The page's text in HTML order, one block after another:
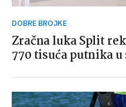
DOBRE BROJKE
Zračna luka Split
770 tisuća putnika